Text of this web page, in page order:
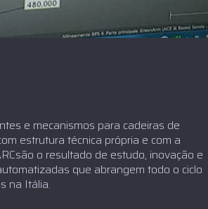
e mecanismos para cadeiras de
estrutura técnica própria e com a
o resultado de estudo, inovação e
que abrangem todo o ciclo
na Itália.